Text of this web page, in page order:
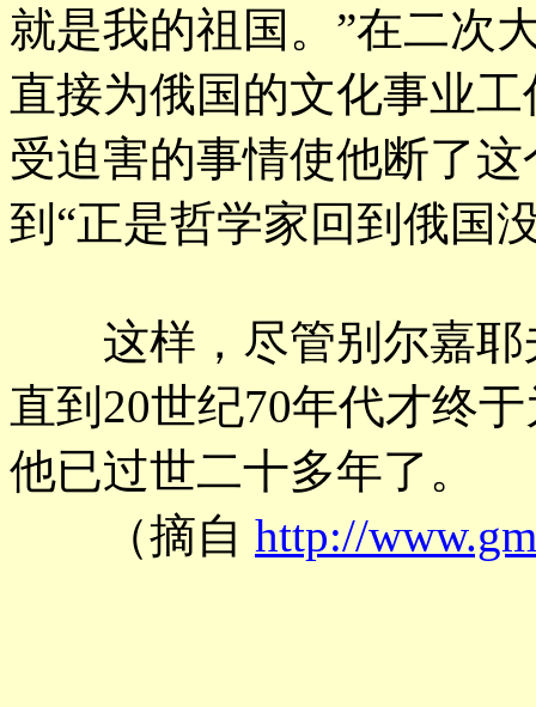
就是我的祖国。”在二次
直接为俄国的文化事业
受迫害的事情使他断了
到“正是哲学家回到俄国
这样，尽管别尔嘉耶
直到20世纪70年代才终
他已过世二十多年了。
（摘自 http://